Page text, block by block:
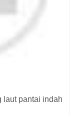
laut pantai indah